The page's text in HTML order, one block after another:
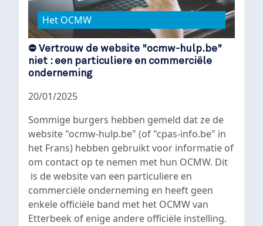
Het OCMW
⛔ Vertrouw de website "ocmw-hulp.be"
niet : een particuliere en commerciële
onderneming
20/01/2025
Sommige burgers hebben gemeld dat ze de
website "ocmw-hulp.be" (of "cpas-info.be" in
het Frans) hebben gebruikt voor informatie of
om contact op te nemen met hun OCMW. Dit
is de website van een particuliere en
commerciële onderneming en heeft geen
enkele officiële band met het OCMW van
Etterbeek of enige andere officiële instelling.